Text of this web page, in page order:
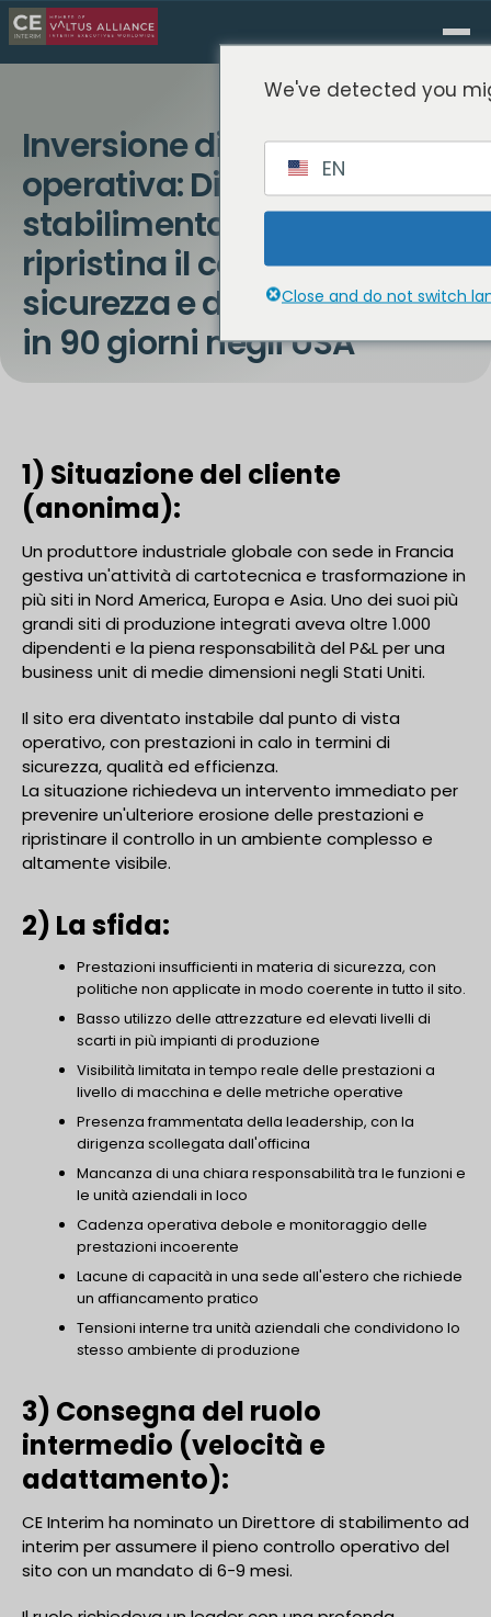
Inversione di tendenza
operativa: Direttore di
stabilimento ad interim
ripristina il controllo della
sicurezza e delle prestazioni
in 90 giorni negli USA
1) Situazione del cliente
(anonima):
Un produttore industriale globale con sede in Francia
gestiva un'attività di cartotecnica e trasformazione in
più siti in Nord America, Europa e Asia. Uno dei suoi più
grandi siti di produzione integrati aveva oltre 1.000
dipendenti e la piena responsabilità del P&L per una
business unit di medie dimensioni negli Stati Uniti.
Il sito era diventato instabile dal punto di vista
operativo, con prestazioni in calo in termini di
sicurezza, qualità ed efficienza.
La situazione richiedeva un intervento immediato per
prevenire un'ulteriore erosione delle prestazioni e
ripristinare il controllo in un ambiente complesso e
altamente visibile.
2) La sfida:
Prestazioni insufficienti in materia di sicurezza, con
politiche non applicate in modo coerente in tutto il sito.
Basso utilizzo delle attrezzature ed elevati livelli di
scarti in più impianti di produzione
Visibilità limitata in tempo reale delle prestazioni a
livello di macchina e delle metriche operative
Presenza frammentata della leadership, con la
dirigenza scollegata dall'officina
Mancanza di una chiara responsabilità tra le funzioni e
le unità aziendali in loco
Cadenza operativa debole e monitoraggio delle
prestazioni incoerente
Lacune di capacità in una sede all'estero che richiede
un affiancamento pratico
Tensioni interne tra unità aziendali che condividono lo
stesso ambiente di produzione
3) Consegna del ruolo
intermedio (velocità e
adattamento):
CE Interim ha nominato un Direttore di stabilimento ad
interim per assumere il pieno controllo operativo del
sito con un mandato di 6-9 mesi.
We've detected you
EN
Close and do not switch